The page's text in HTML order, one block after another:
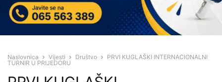
Naslovnica Vijesti Društvo
PRVI KUGLAŠKI INTERNACIONALNI
TURNIR U PRIJEDORU